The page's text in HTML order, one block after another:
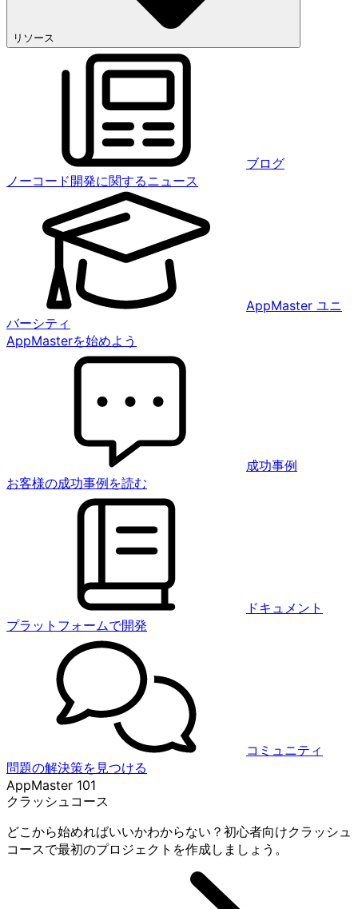
リソース
ブログ
ノーコード開発に関するニュース
AppMaster ユニ
バーシティ
AppMasterを始めよう
成功事例
お客様の成功事例を読む
ドキュメント
プラットフォームで開発
コミュニティ
問題の解決策を見つける
AppMaster 101
クラッシュコース
どこから始めればいいかわからない？初心者向けクラッシュ
コースで最初のプロジェクトを作成しましょう。